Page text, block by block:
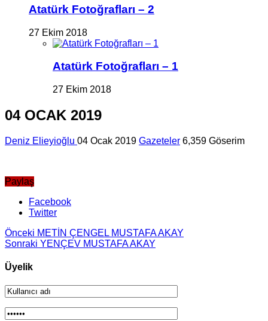
Atatürk Fotoğrafları – 2
27 Ekim 2018
Atatürk Fotoğrafları – 1
27 Ekim 2018
04 OCAK 2019
Deniz Elieyioğlu 04 Ocak 2019 Gazeteler 6,359 Göserim
Paylaş
Facebook
Twitter
Önceki METİN ÇENGEL MUSTAFA AKAY
Sonraki YENÇEV MUSTAFA AKAY
Üyelik